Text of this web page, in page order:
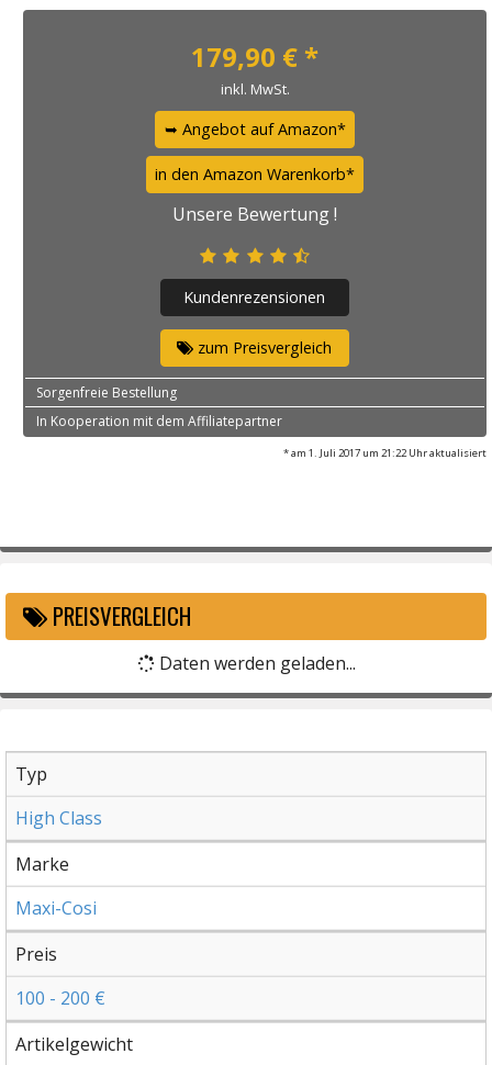
179,90 € *
inkl. MwSt.
➥ Angebot auf Amazon*
in den Amazon Warenkorb*
Unsere Bewertung !
Kundenrezensionen
zum Preisvergleich
Sorgenfreie Bestellung
In Kooperation mit dem Affiliatepartner
* am 1. Juli 2017 um 21:22 Uhr aktualisiert
PREISVERGLEICH
Daten werden geladen...
Typ
High Class
Marke
Maxi-Cosi
Preis
100 - 200 €
Artikelgewicht